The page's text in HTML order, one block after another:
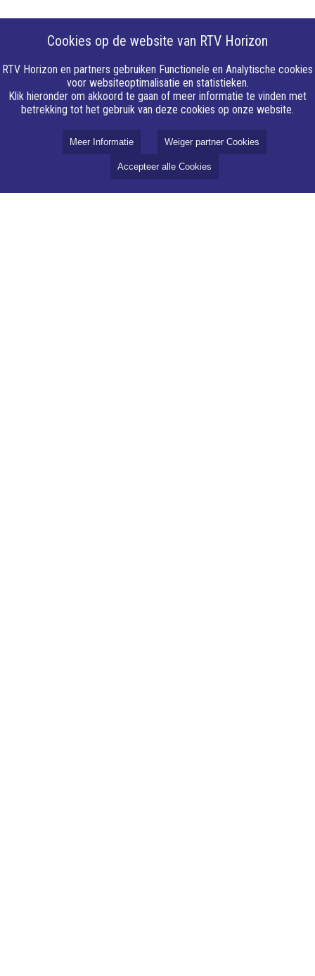
Cookies op de website van RTV Horizon
RTV Horizon en partners gebruiken Functionele en Analytische cookies
voor websiteoptimalisatie en statistieken.
Klik hieronder om akkoord te gaan of meer informatie te vinden met
betrekking tot het gebruik van deze cookies op onze website.
Meer Informatie Weiger partner Cookies
Accepteer alle Cookies